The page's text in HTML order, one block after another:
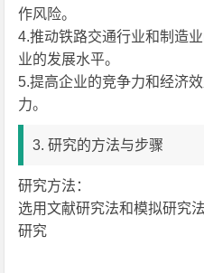
作风险。
4.推动铁路交通行业和制造
业的发展水平。
5.提高企业的竞争力和经济
力。
3. 研究的方法与步骤
研究方法：
选用文献研究法和模拟研究
研究